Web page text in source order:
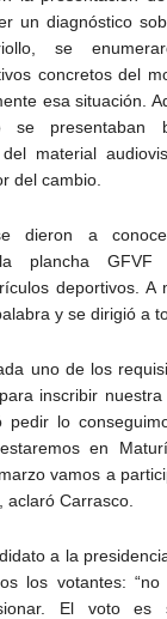
un diagnóstico
se
concretos del
esa situación.
se presentaban
material
del cambio.
se dieron a
plancha GFVF
deportivos. A
y se dirigió a
uno de los
inscribir
pedir lo
en
vamos a
aclaró Carrasco.
a la
los votantes: “no
El voto es